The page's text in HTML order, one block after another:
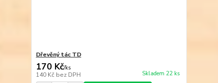
Dřevěný tác TD
170 Kč/ks
140 Kč bez DPH Skladem 22 ks